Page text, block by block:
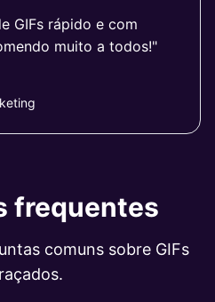
GIFs rápido e com
muito a todos!"
frequentes
comuns sobre GIFs